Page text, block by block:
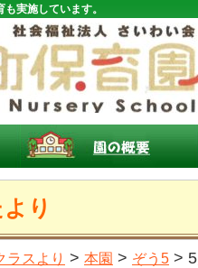
実施しています。
り
ラスより > 本園 > ぞう5 >